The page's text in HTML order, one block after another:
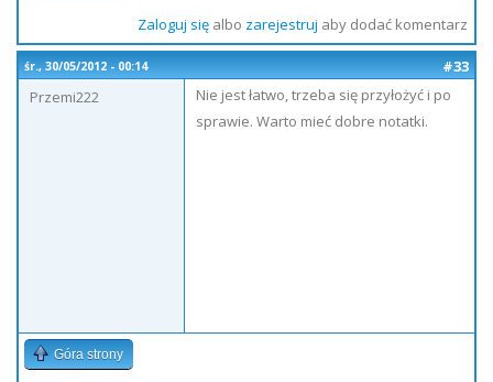
Zaloguj sięalbo zarejestruj aby dodać komentarz
śr., 30/05/2012 - 00:14
#33
Przemi222
Nie jest łatwo, trzeba się przyłożyć i po
sprawie. Warto mieć dobre notatki.
Góra strony